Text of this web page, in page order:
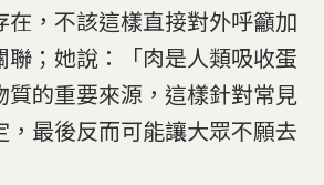
在，不該這樣直接對外呼籲加
聯；她說：「肉是人類吸收蛋
質的重要來源，這樣針對常見
，最後反而可能讓大眾不願去